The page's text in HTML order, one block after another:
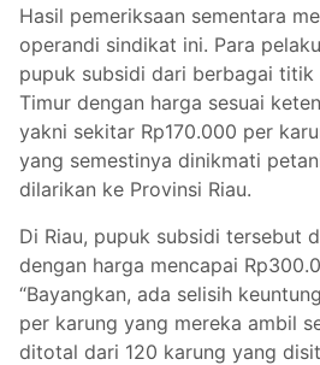
Hasil pemeriksaan sementara
operandi sindikat ini. Para
pupuk subsidi dari berbagai titik
Timur dengan harga sesuai
yakni sekitar Rp170.000 per
yang semestinya dinikmati
dilarikan ke Provinsi Riau.
Di Riau, pupuk subsidi tersebut
dengan harga mencapai
“Bayangkan, ada selisih
per karung yang mereka ambil
ditotal dari 120 karung yang